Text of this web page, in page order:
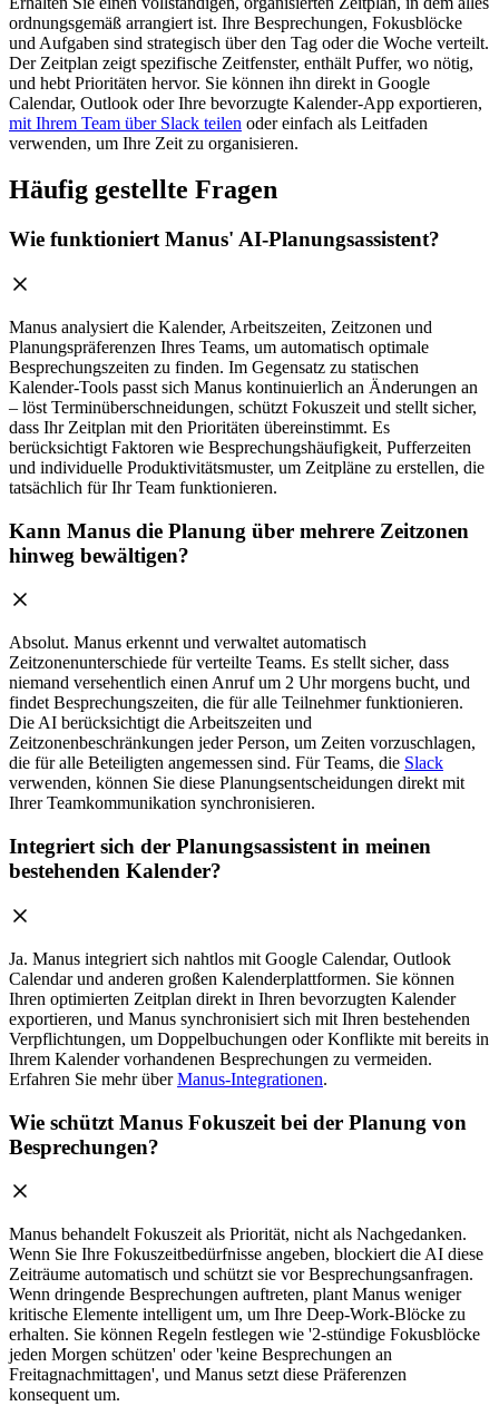
ordnungsgemäß arrangiert ist. Ihre Besprechungen, Fokusblöcke
und Aufgaben sind strategisch über den Tag oder die Woche verteilt.
Der Zeitplan zeigt spezifische Zeitfenster, enthält Puffer, wo nötig,
und hebt Prioritäten hervor. Sie können ihn direkt in Google
Calendar, Outlook oder Ihre bevorzugte Kalender-App exportieren,
mit Ihrem Team über Slack teilen oder einfach als Leitfaden
verwenden, um Ihre Zeit zu organisieren.
Häufig gestellte Fragen
Wie funktioniert Manus' AI-Planungsassistent?
Manus analysiert die Kalender, Arbeitszeiten, Zeitzonen und
Planungspräferenzen Ihres Teams, um automatisch optimale
Besprechungszeiten zu finden. Im Gegensatz zu statischen
Kalender-Tools passt sich Manus kontinuierlich an Änderungen an
– löst Terminüberschneidungen, schützt Fokuszeit und stellt sicher,
dass Ihr Zeitplan mit den Prioritäten übereinstimmt. Es
berücksichtigt Faktoren wie Besprechungshäufigkeit, Pufferzeiten
und individuelle Produktivitätsmuster, um Zeitpläne zu erstellen, die
tatsächlich für Ihr Team funktionieren.
Kann Manus die Planung über mehrere Zeitzonen
hinweg bewältigen?
Absolut. Manus erkennt und verwaltet automatisch
Zeitzonenunterschiede für verteilte Teams. Es stellt sicher, dass
niemand versehentlich einen Anruf um 2 Uhr morgens bucht, und
findet Besprechungszeiten, die für alle Teilnehmer funktionieren.
Die AI berücksichtigt die Arbeitszeiten und
Zeitzonenbeschränkungen jeder Person, um Zeiten vorzuschlagen,
die für alle Beteiligten angemessen sind. Für Teams, die Slack
verwenden, können Sie diese Planungsentscheidungen direkt mit
Ihrer Teamkommunikation synchronisieren.
Integriert sich der Planungsassistent in meinen
bestehenden Kalender?
Ja. Manus integriert sich nahtlos mit Google Calendar, Outlook
Calendar und anderen großen Kalenderplattformen. Sie können
Ihren optimierten Zeitplan direkt in Ihren bevorzugten Kalender
exportieren, und Manus synchronisiert sich mit Ihren bestehenden
Verpflichtungen, um Doppelbuchungen oder Konflikte mit bereits in
Ihrem Kalender vorhandenen Besprechungen zu vermeiden.
Erfahren Sie mehr überManus-Integrationen.
Wie schützt Manus Fokuszeit bei der Planung von
Besprechungen?
Manus behandelt Fokuszeit als Priorität, nicht als Nachgedanken.
Wenn Sie Ihre Fokuszeitbedürfnisse angeben, blockiert die AI diese
Zeiträume automatisch und schützt sie vor Besprechungsanfragen.
Wenn dringende Besprechungen auftreten, plant Manus weniger
kritische Elemente intelligent um, um Ihre Deep-Work-Blöcke zu
erhalten. Sie können Regeln festlegen wie '2-stündige Fokusblöcke
jeden Morgen schützen' oder 'keine Besprechungen an
Freitagnachmittagen', und Manus setzt diese Präferenzen
konsequent um.